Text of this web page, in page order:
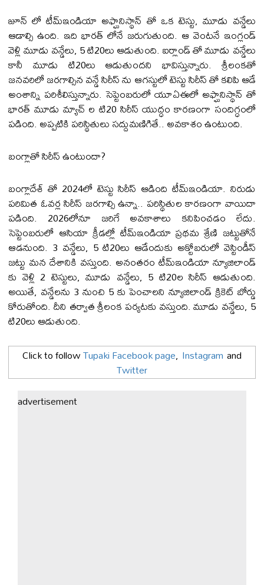
జూన్ లో టీమ్ఇండియా అఫ్ఘానిస్థాన్ తో ఒక టెస్టు, మూడు వ‌న్డేలు
ఆడాల్సి ఉంది. ఇది భార‌త్ లోనే జ‌రుగుతుంది. ఆ వెంట‌నే ఇంగ్లండ్
వెళ్లి మూడు వ‌న్డేలు, 5 టి20లు ఆడుతుంది. ఐర్లాండ్ తో మూడు వ‌న్డేలు
కానీ మూడు టి20లు ఆడుతుంద‌ని భావిస్తున్నారు. శ్రీలంక‌తో
జ‌న‌వ‌రిలో జ‌ర‌గాల్సిన వ‌న్డే సిరీస్ ను ఆగ‌స్టులో టెస్టు సిరీస్ తో క‌లిపి ఆడే
అంశాన్ని ప‌రిశీలిస్తున్నారు. సెప్టెంబ‌రులో యూఏఈలో అఫ్ఘానిస్థాన్ తో
భార‌త్ మూడు మ్యాచ్ ల టి20 సిరీస్ యుద్ధం కార‌ణంగా సందిగ్ధంలో
ప‌డింది. అప్ప‌టికి ప‌రిస్థితులు స‌ద్దుమ‌ణిగితే.. అవ‌కాశం ఉంటుంది.
బంగ్లాతో సిరీస్ ఉంటుందా?
బంగ్లాదేశ్ తో 2024లో టెస్టు సిరీస్ ఆడింది టీమ్ఇండియా. నిరుడు
ప‌రిమిత ఓవ‌ర్ల సిరీస్ జ‌ర‌గాల్సి ఉన్నా.. ప‌రిస్థితుల కార‌ణంగా వాయిదా
ప‌డింది. 2026లోనూ జ‌రిగే అవ‌కాశాలు క‌నిపించ‌డం లేదు.
సెప్టెంబ‌రులో ఆసియా క్రీడ‌ల్లో టీమ్ఇండియా ప్ర‌థ‌మ శ్రేణి జ‌ట్టుతోనే
ఆడ‌నుంది. 3 వ‌న్డేలు, 5 టి20లు ఆడేందుకు అక్టోబ‌రులో వెస్టిండీస్
జ‌ట్టు మ‌న దేశానికి వ‌స్తుంది. అనంత‌రం టీమ్ఇండియా న్యూజిలాండ్
కు వెళ్లి 2 టెస్టులు, మూడు వ‌న్డేలు, 5 టి20ల సిరీస్ ఆడుతుంది.
అయితే, వ‌న్డేల‌ను 3 నుంచి 5 కు పెంచాల‌ని న్యూజిలాండ్ క్రికెట్ బోర్డు
కోరుతోంది. దీని త‌ర్వాత శ్రీలంక ప‌ర్య‌ట‌కు వ‌స్తుంది. మూడు వ‌న్డేలు, 5
టి20లు ఆడుతుంది.
Click to followTupaki Facebook page, Instagram and
Twitter
advertisement